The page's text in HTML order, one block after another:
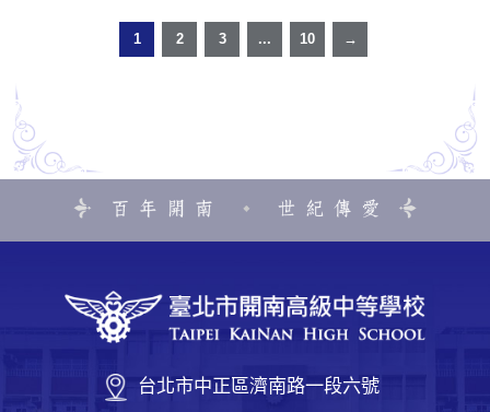
1 2 3 ... 10 →
台北市中正區濟南路一段六號